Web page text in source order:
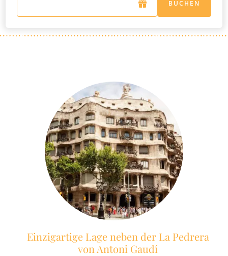
BUCHEN
Einzigartige Lage neben der La Pedrera
von Antoni Gaudí